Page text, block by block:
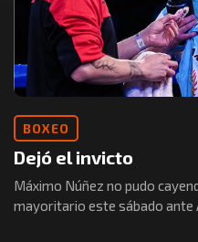
BOXEO
Dejó el invicto
Máximo Núñez no pudo
mayoritario este sábado ante